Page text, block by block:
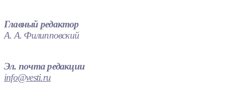
Главный редактор
А. А. Филипповский
Эл. почта редакции
info@vesti.ru